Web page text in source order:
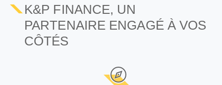
K&P FINANCE, UN
PARTENAIRE ENGAGÉ À VOS
CÔTÉS